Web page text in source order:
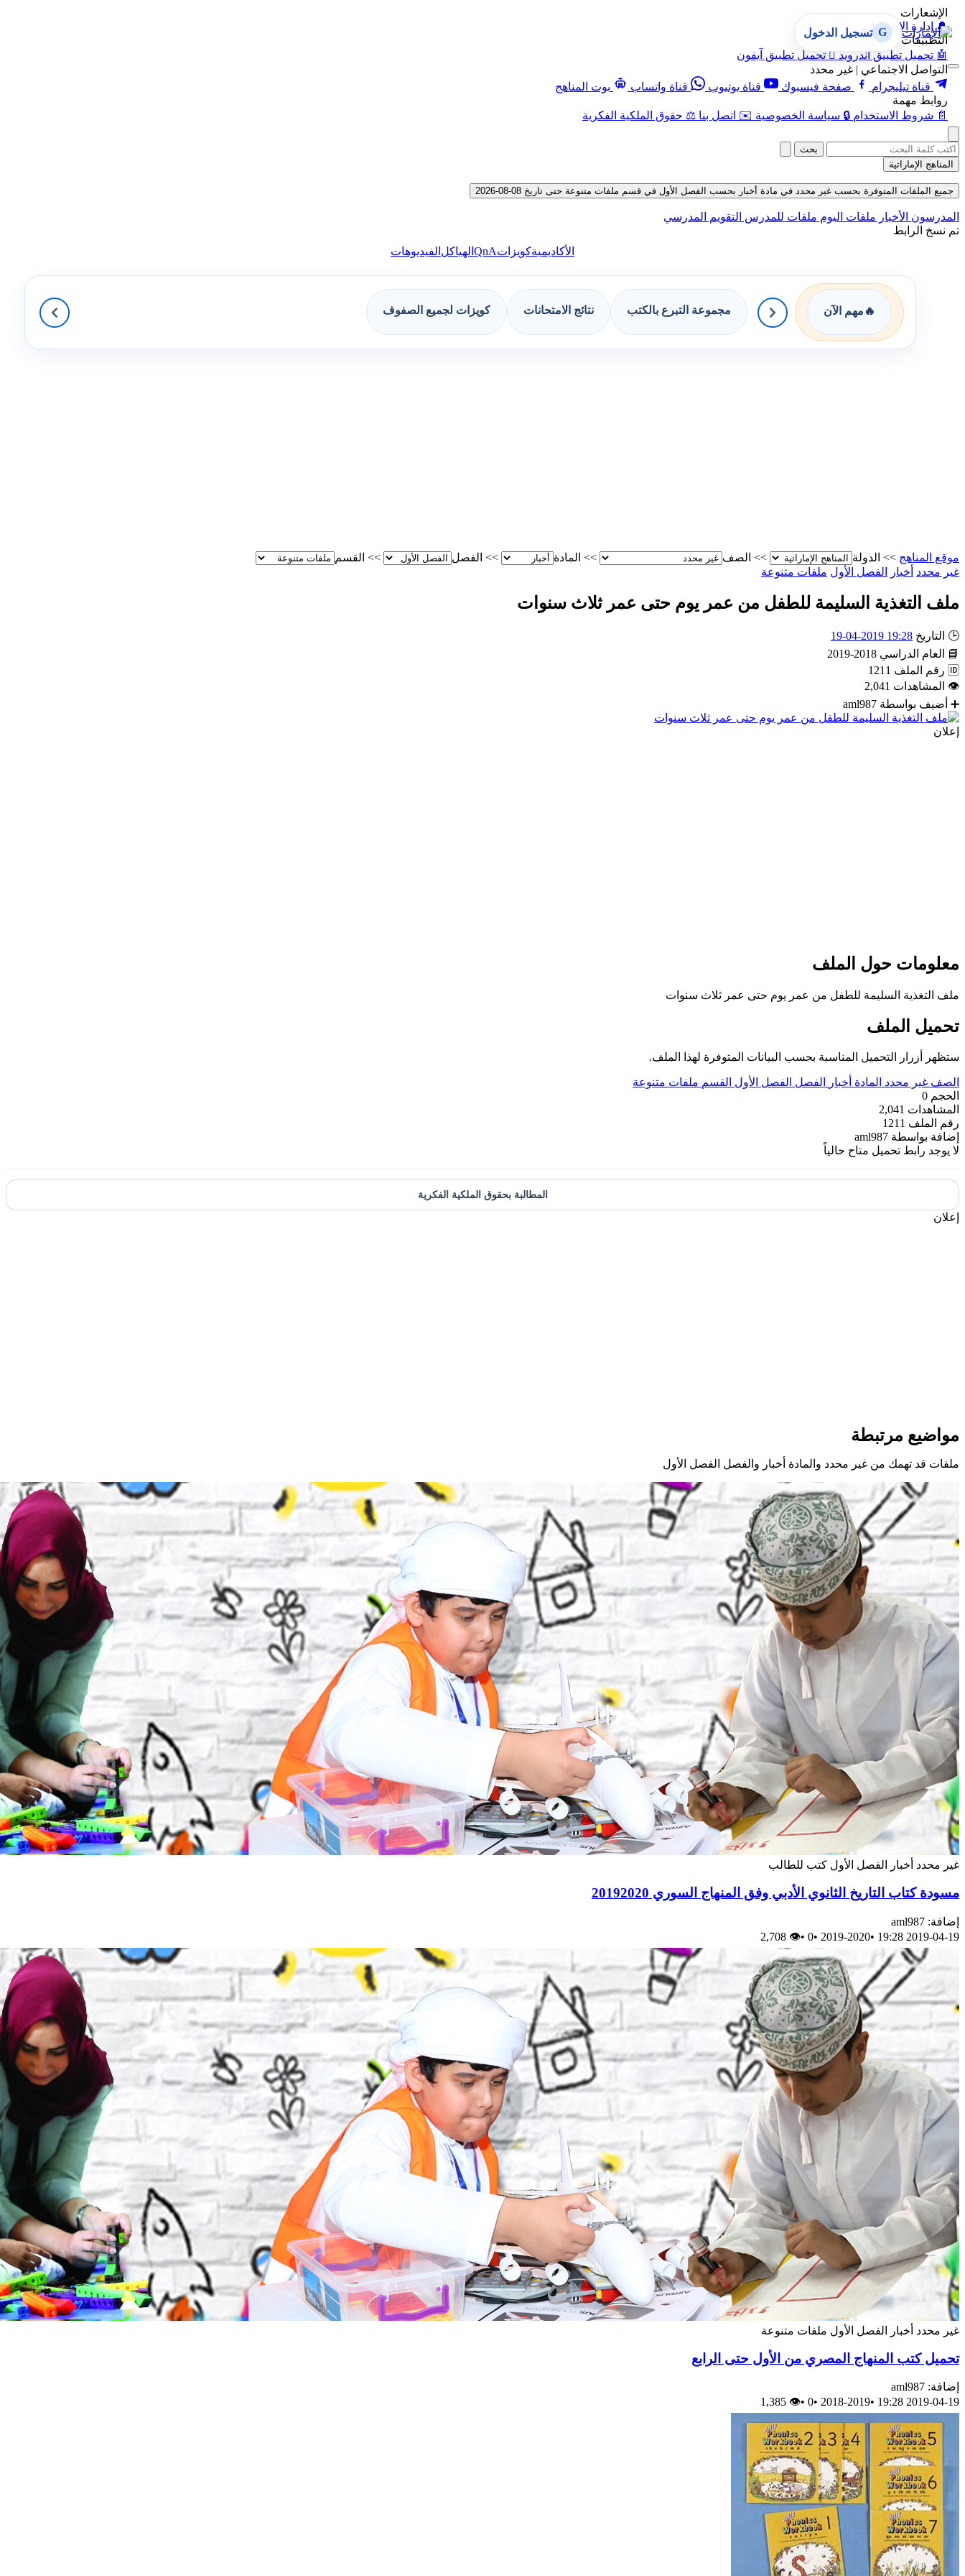
الإشعارات
🔔 إدارة الإشعارات
التطبيقات
🤖 تحميل تطبيق أندرويد  تحميل تطبيق آيفون
التواصل الاجتماعي | غير محدد
قناة تيليجرام
صفحة فيسبوك قناة يوتيوب قناة واتساب
بوت المناهج
روابط مهمة
📄 شروط الاستخدام 🔒 سياسة الخصوصية ✉️ اتصل بنا ⚖️ حقوق الملكية الفكرية
G تسجيل الدخول
بحث
المناهج الإماراتية
جميع الملفات المتوفرة بحسب غير محدد في مادة أخبار بحسب الفصل الأول في قسم ملفات متنوعة حتى تاريخ 08-08-2026
المدرسون الأخبار ملفات اليوم ملفات للمدرس التقويم المدرسي
تم نسخ الرابط
الأكاديميةكويزاتQnA الهياكل الفيديوهات
🔥 مهم الآن مجموعة التبرع بالكتب نتائج الامتحانات كويزات لجميع الصفوف
موقع المناهج >> الدولة >> الصف >> المادة >> الفصل >> القسم
غير محدد أخبار الفصل الأول ملفات متنوعة
ملف التغذية السليمة للطفل من عمر يوم حتى عمر ثلاث سنوات
🕒 التاريخ 19:28 2019-04-19
📘
العام الدراسي 2018-2019
🆔 رقم الملف 1211
👁 المشاهدات 2,041
➕ أضيف بواسطة aml987
إعلان
معلومات حول الملف
ملف التغذية السليمة للطفل من عمر يوم حتى عمر ثلاث سنوات
تحميل الملف
ستظهر أزرار التحميل المناسبة بحسب البيانات المتوفرة لهذا الملف.
الصف غير محدد المادة أخبار الفصل الفصل الأول القسم ملفات متنوعة
الحجم 0
المشاهدات 2,041
رقم الملف 1211
إضافة بواسطة aml987
لا يوجد رابط تحميل متاح حالياً
المطالبة بحقوق الملكية الفكرية
إعلان
مواضيع مرتبطة
ملفات قد تهمك من غير محدد والمادة أخبار والفصل الفصل الأول
غير محدد أخبار الفصل الأول كتب للطالب
مسودة كتاب التاريخ الثانوي الأدبي وفق المنهاج السوري 20192020
إضافة: aml987
2019-04-19 19:28
•
2019-2020
•
0
•
👁 2,708
غير محدد أخبار الفصل الأول ملفات متنوعة
تحميل كتب المنهاج المصري من الأول حتى الرابع
إضافة: aml987
2019-04-19 19:28
•
2018-2019
•
0
•
👁 1,385